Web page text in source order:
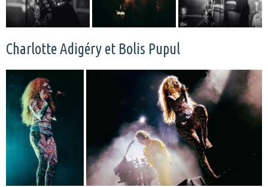
Charlotte Adigéry et Bolis Pupul